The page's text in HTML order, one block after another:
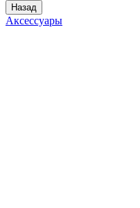
Назад
Аксессуары